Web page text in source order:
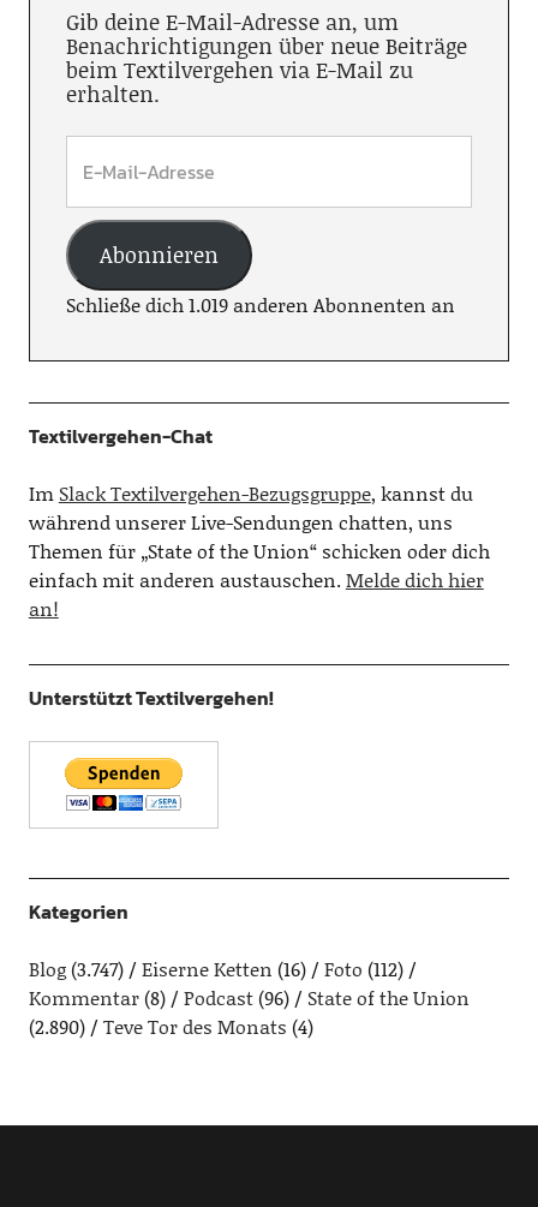
Gib deine E-Mail-Adresse an, um
Benachrichtigungen über neue Beiträge
beim Textilvergehen via E-Mail zu
erhalten.
Abonnieren
Schließe dich 1.019 anderen Abonnenten an
Textilvergehen-Chat
Im Slack Textilvergehen-Bezugsgruppe, kannst du
während unserer Live-Sendungen chatten, uns
Themen für „State of the Union“ schicken oder dich
einfach mit anderen austauschen.Melde dich hier
an!
Unterstützt Textilvergehen!
Kategorien
Blog(3.747) Eiserne Ketten (16) Foto (112)
Kommentar(8) Podcast(96)
State of the Union
(2.890)
Teve Tor des Monats (4)